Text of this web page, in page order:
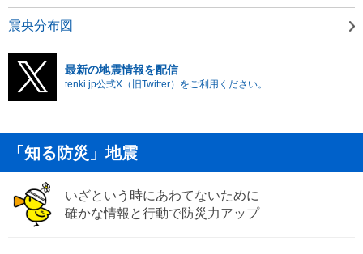
震央分布図
最新の地震情報を配信
tenki.jp公式X（旧Twitter）をご利用ください。
「知る防災」地震
いざという時にあわてないために
確かな情報と行動で防災力アップ